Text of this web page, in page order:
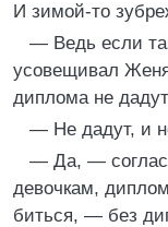
И зимой-то
— Ведь если
усовещивал
диплома не
— Не дадут, и
— Да, —
девочкам,
биться, — без